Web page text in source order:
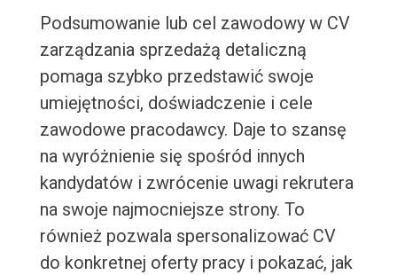
Podsumowanie lub cel zawodowy w CV
zarządzania sprzedażą detaliczną
pomaga szybko przedstawić swoje
umiejętności, doświadczenie i cele
zawodowe pracodawcy. Daje to szansę
na wyróżnienie się spośród innych
kandydatów i zwrócenie uwagi rekrutera
na swoje najmocniejsze strony. To
również pozwala spersonalizować CV
do konkretnej oferty pracy i pokazać, jak